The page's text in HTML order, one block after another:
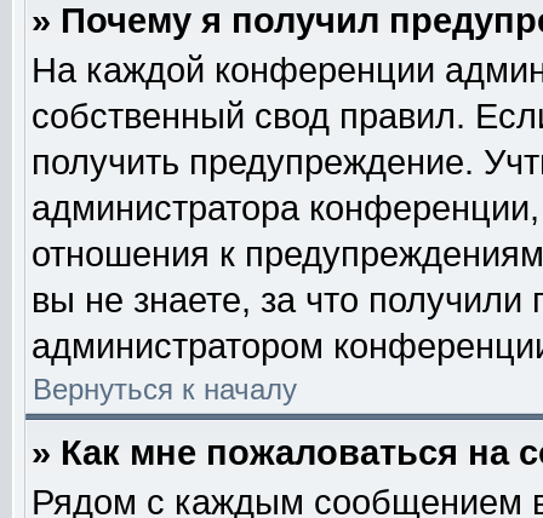
» Почему я получил
На каждой конференции
собственный свод правил.
получить предупреждение.
администратора
отношения к
вы не знаете, за что
администратором
Вернуться к началу
» Как мне пожаловаться на
Рядом с каждым сообщением